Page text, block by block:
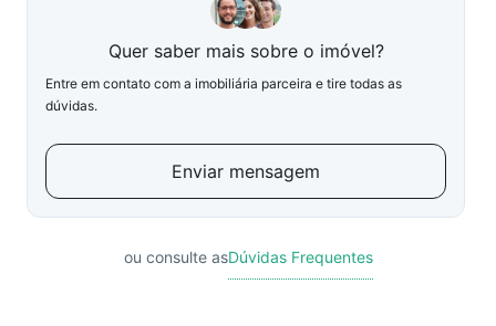
Quer saber mais sobre o imóvel?
Entre em contato com a imobiliária parceira e tire todas as
dúvidas.
Enviar mensagem
ou consulte asDúvidas Frequentes